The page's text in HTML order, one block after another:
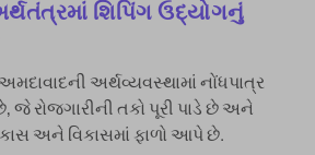
શિપિંગ ઉદ્યોગનું
અર્થવ્યવસ્થામાં નોંધપાત્ર
રોજગારીની તકો પૂરી પાડે છે અને
અને વિકાસમાં ફાળો આપે છે.